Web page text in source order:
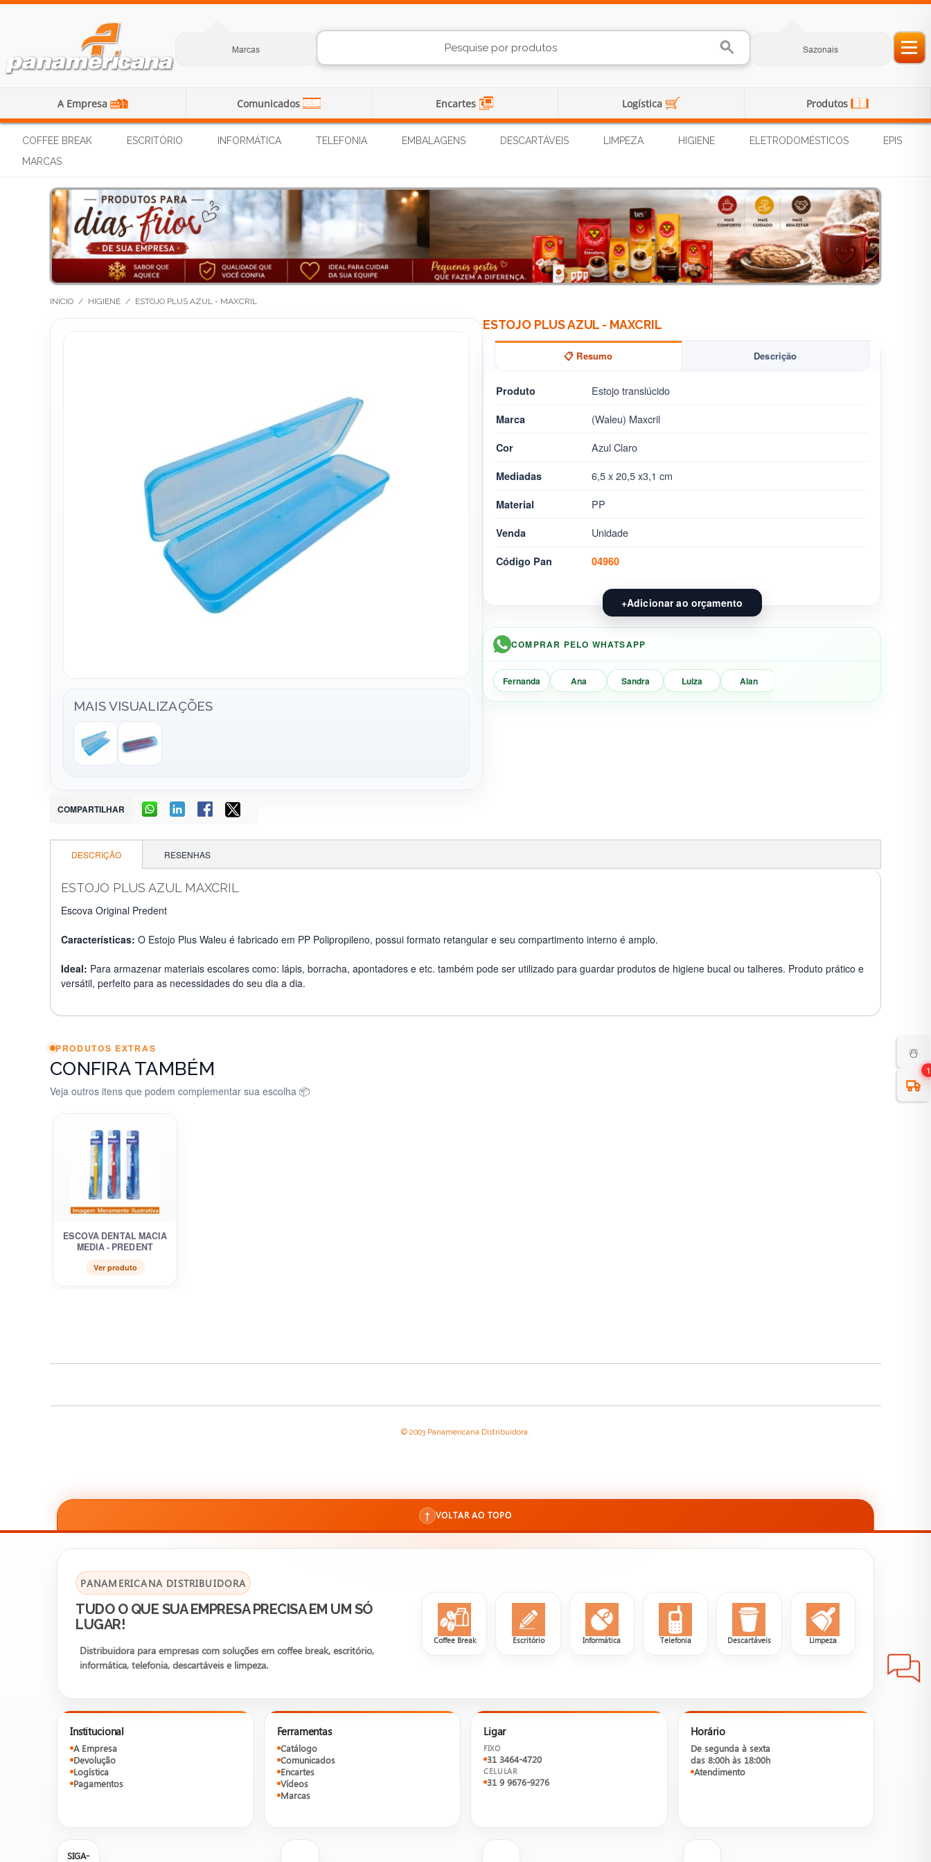
Marcas Sazonais
A Empresa Comunicados Encartes Logística Produtos
COFFEE BREAK ESCRITÓRIO INFORMÁTICA TELEFONIA EMBALAGENS DESCARTÁVEIS LIMPEZA HIGIENE ELETRODOMÉSTICOS
EPIS
MARCAS
INÍCIO / HIGIENE / ESTOJO PLUS AZUL - MAXCRIL
MAIS VISUALIZAÇÕES
ESTOJO PLUS AZUL - MAXCRIL
📋 Resumo Descrição
Produto Estojo translúcido
Marca (Waleu) Maxcril
Cor Azul Claro
Mediadas 6,5 x 20,5 x3,1 cm
Material PP
Venda Unidade
Código Pan 04960
+Adicionar ao orçamento
COMPRAR PELO WHATSAPP
Fernanda Ana Sandra Luiza Alan
COMPARTILHAR
DESCRIÇÃO RESENHAS
ESTOJO PLUS AZUL MAXCRIL
Escova Original Predent
Características: O Estojo Plus Waleu é fabricado em PP Polipropileno, possui formato retangular e seu compartimento interno é amplo.
Ideal: Para armazenar materiais escolares como: lápis, borracha, apontadores e etc. também pode ser utilizado para guardar produtos de higiene bucal ou talheres. Produto prático e
versátil, perfeito para as necessidades do seu dia a dia.
PRODUTOS EXTRAS
CONFIRA TAMBÉM
Veja outros itens que podem complementar sua escolha 📦
ESCOVA DENTAL MACIA
MEDIA - PREDENT
Ver produto
☃️
1
© 2003 Panamericana Distribuidora.
↑ VOLTAR AO TOPO
PANAMERICANA DISTRIBUIDORA
TUDO O QUE SUA EMPRESA PRECISA EM UM SÓ
LUGAR!
Distribuidora para empresas com soluções em coffee break, escritório,
informática, telefonia, descartáveis e limpeza.
Coffee Break Escritório Informática Telefonia Descartáveis Limpeza
Institucional
A Empresa
Devolução
Logística
Pagamentos
Ferramentas
Catálogo
Comunicados
Encartes
Vídeos
Marcas
Ligar
FIXO
31 3464-4720
CELULAR
31 9 9676-9276
Horário
De segunda à sexta
das 8:00h às 18:00h
Atendimento
SIGA-